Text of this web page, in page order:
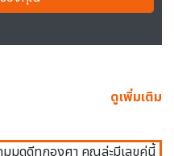
ดูเพิ่มเติม